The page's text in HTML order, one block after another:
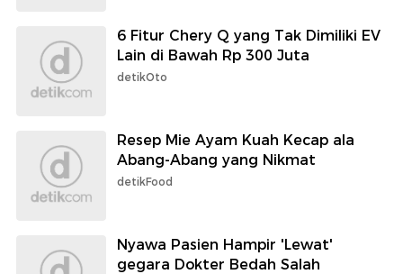
6 Fitur Chery Q yang Tak Dimiliki EV
Lain di Bawah Rp 300 Juta
detikOto
Resep Mie Ayam Kuah Kecap ala
Abang-Abang yang Nikmat
detikFood
Nyawa Pasien Hampir 'Lewat'
gegara Dokter Bedah Salah